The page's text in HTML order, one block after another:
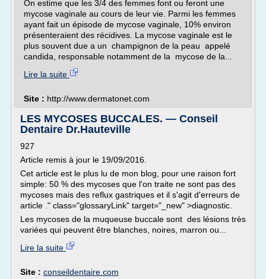
On estime que les 3/4 des femmes font ou feront une
mycose vaginale au cours de leur vie. Parmi les femmes
ayant fait un épisode de mycose vaginale, 10% environ
présenteraient des récidives. La mycose vaginale est le
plus souvent due a un champignon de la peau appelé
candida, responsable notamment de la mycose de la...
Lire la suite
Site : http://www.dermatonet.com
LES MYCOSES BUCCALES. — Conseil
Dentaire Dr.Hauteville
927
Article remis à jour le 19/09/2016.
Cet article est le plus lu de mon blog, pour une raison fort
simple: 50 % des mycoses que l'on traite ne sont pas des
mycoses mais des reflux gastriques et il s'agit d'erreurs de
article ." class="glossaryLink" target="_new" >diagnostic.
Les mycoses de la muqueuse buccale sont des lésions très
variées qui peuvent être blanches, noires, marron ou...
Lire la suite
Site : conseildentaire.com